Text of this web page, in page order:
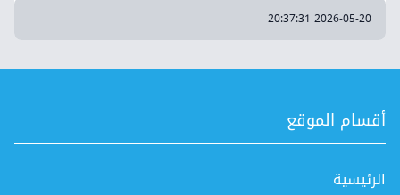
2026-05-20 20:37:31
أقسام الموقع
الرئيسية